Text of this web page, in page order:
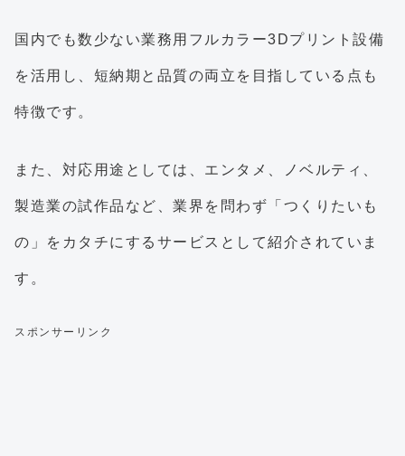
国内でも数少ない業務用フルカラー3Dプリント設備
を活用し、短納期と品質の両立を目指している点も
特徴です。
また、対応用途としては、エンタメ、ノベルティ、
製造業の試作品など、業界を問わず「つくりたいも
の」をカタチにするサービスとして紹介されていま
す。
スポンサーリンク